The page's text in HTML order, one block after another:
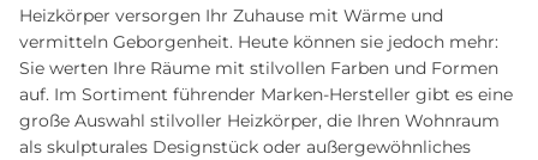
Heizkörper versorgen Ihr Zuhause mit Wärme und
vermitteln Geborgenheit. Heute können sie jedoch mehr:
Sie werten Ihre Räume mit stilvollen Farben und Formen
auf. Im Sortiment führender Marken-Hersteller gibt es eine
große Auswahl stilvoller Heizkörper, die Ihren Wohnraum
als skulpturales Designstück oder außergewöhnliches